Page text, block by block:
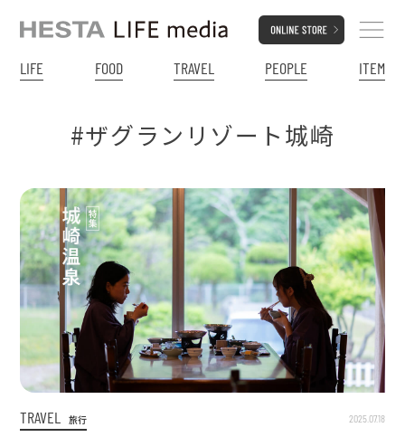
LIFE FOOD TRAVEL PEOPLE ITEM
#ザグランリゾート城崎
TRAVEL 旅行 2025.07.18